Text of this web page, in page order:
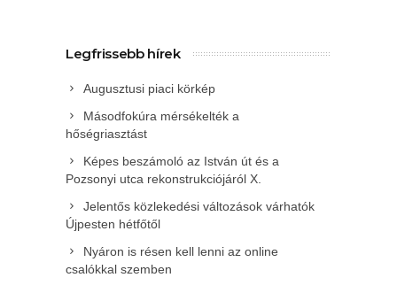
Legfrissebb hírek
Augusztusi piaci körkép
Másodfokúra mérsékelték a
hőségriasztást
Képes beszámoló az István út és a
Pozsonyi utca rekonstrukciójáról X.
Jelentős közlekedési változások várhatók
Újpesten hétfőtől
Nyáron is résen kell lenni az online
csalókkal szemben